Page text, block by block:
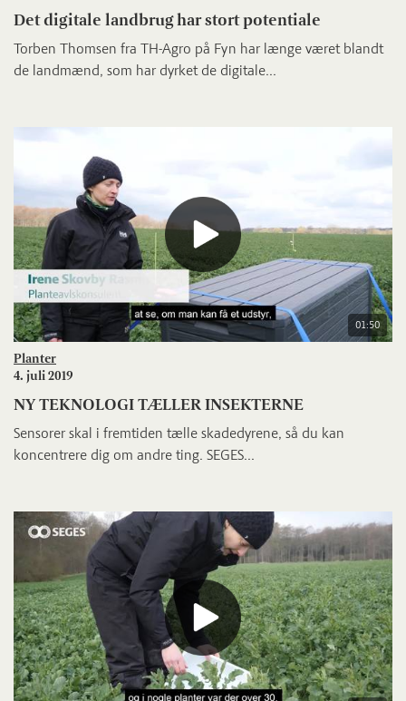
Det digitale landbrug har stort potentiale
Torben Thomsen fra TH-Agro på Fyn har længe været blandt
de landmænd, som har dyrket de digitale...
01:50
Planter
4. juli 2019
NY TEKNOLOGI TÆLLER INSEKTERNE
Sensorer skal i fremtiden tælle skadedyrene, så du kan
koncentrere dig om andre ting. SEGES...